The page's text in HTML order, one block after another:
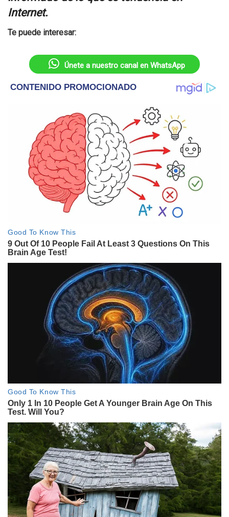
Internet.
Te puede interesar:
Únete a nuestro canal en WhatsApp